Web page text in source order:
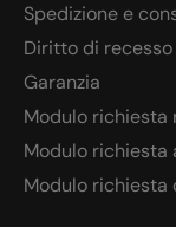
Spedizione e
Diritto di recesso
Garanzia
Modulo richiesta
Modulo richiesta
Modulo richiesta